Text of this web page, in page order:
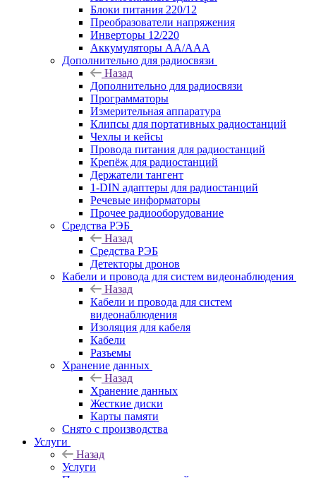
Блоки питания 220/12
Преобразователи напряжения
Инверторы 12/220
Аккумуляторы АА/ААА
Дополнительно для радиосвязи
Назад
Дополнительно для радиосвязи
Программаторы
Измерительная аппаратура
Клипсы для портативных радиостанций
Чехлы и кейсы
Провода питания для радиостанций
Крепёж для радиостанций
Держатели тангент
1-DIN адаптеры для радиостанций
Речевые информаторы
Прочее радиооборудование
Средства РЭБ
Назад
Средства РЭБ
Детекторы дронов
Кабели и провода для систем видеонаблюдения
Назад
Кабели и провода для систем
видеонаблюдения
Изоляция для кабеля
Кабели
Разъемы
Хранение данных
Назад
Хранение данных
Жесткие диски
Карты памяти
Снято с производства
Услуги
Назад
Услуги